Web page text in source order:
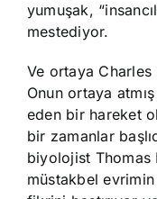
yumuşak,
mestediyor.
Ve ortaya Charles
Onun ortaya
eden bir hareket
bir zamanlar
biyolojist Thomas
müstakbel